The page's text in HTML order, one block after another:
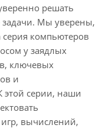
решать
Мы уверены,
серия компьютеров
у заядлых
ключевых
и
этой серии, наши
вычислений,